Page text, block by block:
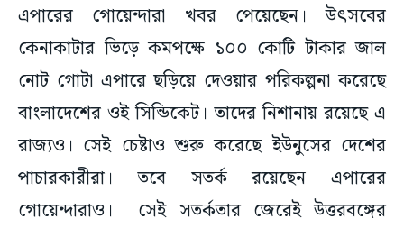
এপারের গোয়েন্দারা খবর পেয়েছেন। উৎসবের
কেনাকাটার ভিড়ে কমপক্ষে ১০০ কোটি টাকার জাল
নোট গোটা এপারে ছড়িয়ে দেওয়ার পরিকল্পনা করেছে
বাংলাদেশের ওই সিন্ডিকেট। তাদের নিশানায় রয়েছে এ
রাজ্যও। সেই চেষ্টাও শুরু করেছে ইউনুসের দেশের
পাচারকারীরা। তবে সতর্ক রয়েছেন এপারের
গোয়েন্দারাও। সেই সতর্কতার জেরেই উত্তরবঙ্গের